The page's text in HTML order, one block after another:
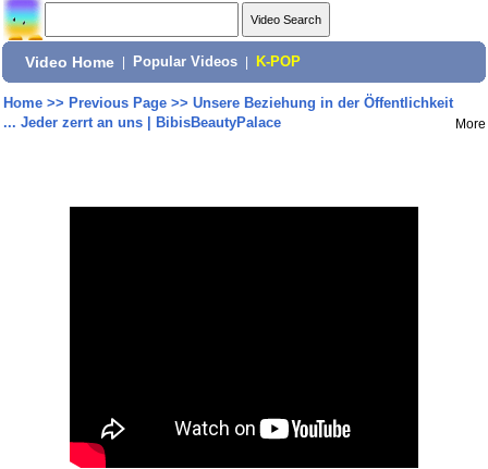
Video Home Popular Videos K-POP
Home>> Previous Page>> Unsere Beziehung in der Öffentlichkeit
... Jeder zerrt an uns | BibisBeautyPalace
More